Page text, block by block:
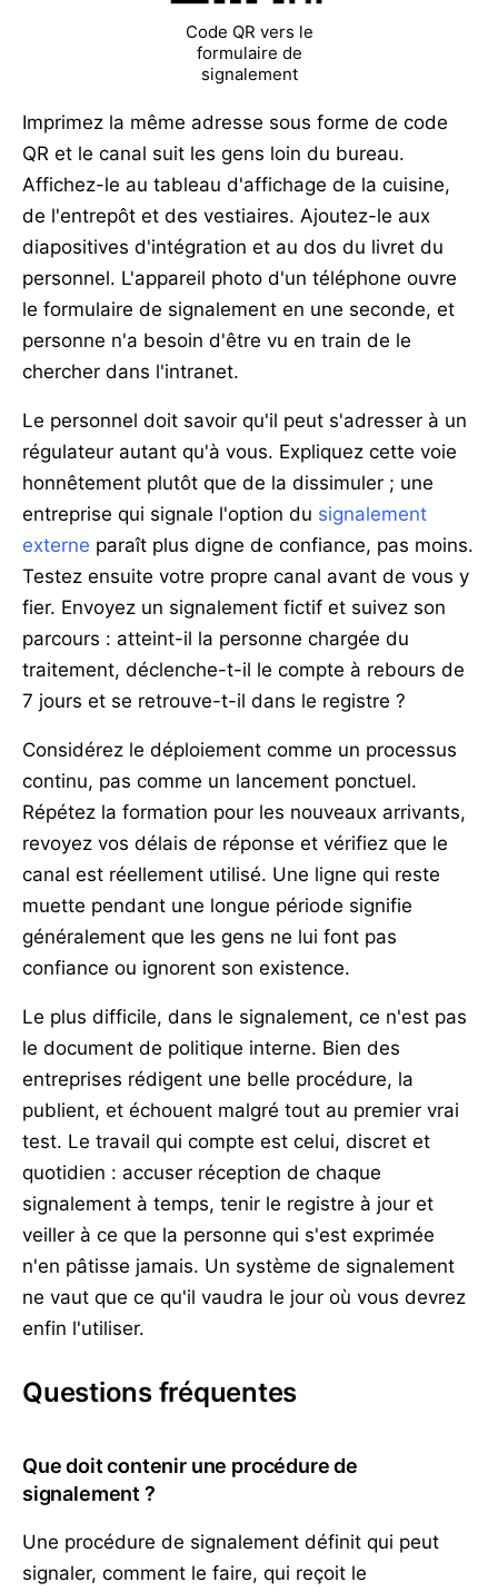
Code QR vers le
formulaire de
signalement
Imprimez la même adresse sous forme de code
QR et le canal suit les gens loin du bureau.
Affichez-le au tableau d'affichage de la cuisine,
de l'entrepôt et des vestiaires. Ajoutez-le aux
diapositives d'intégration et au dos du livret du
personnel. L'appareil photo d'un téléphone ouvre
le formulaire de signalement en une seconde, et
personne n'a besoin d'être vu en train de le
chercher dans l'intranet.
Le personnel doit savoir qu'il peut s'adresser à un
régulateur autant qu'à vous. Expliquez cette voie
honnêtement plutôt que de la dissimuler ; une
entreprise qui signale l'option du signalement
externe paraît plus digne de confiance, pas moins.
Testez ensuite votre propre canal avant de vous y
fier. Envoyez un signalement fictif et suivez son
parcours : atteint-il la personne chargée du
traitement, déclenche-t-il le compte à rebours de
7 jours et se retrouve-t-il dans le registre ?
Considérez le déploiement comme un processus
continu, pas comme un lancement ponctuel.
Répétez la formation pour les nouveaux arrivants,
revoyez vos délais de réponse et vérifiez que le
canal est réellement utilisé. Une ligne qui reste
muette pendant une longue période signifie
généralement que les gens ne lui font pas
confiance ou ignorent son existence.
Le plus difficile, dans le signalement, ce n'est pas
le document de politique interne. Bien des
entreprises rédigent une belle procédure, la
publient, et échouent malgré tout au premier vrai
test. Le travail qui compte est celui, discret et
quotidien : accuser réception de chaque
signalement à temps, tenir le registre à jour et
veiller à ce que la personne qui s'est exprimée
n'en pâtisse jamais. Un système de signalement
ne vaut que ce qu'il vaudra le jour où vous devrez
enfin l'utiliser.
Questions fréquentes
Que doit contenir une procédure de
signalement ?
Une procédure de signalement définit qui peut
signaler, comment le faire, qui reçoit le